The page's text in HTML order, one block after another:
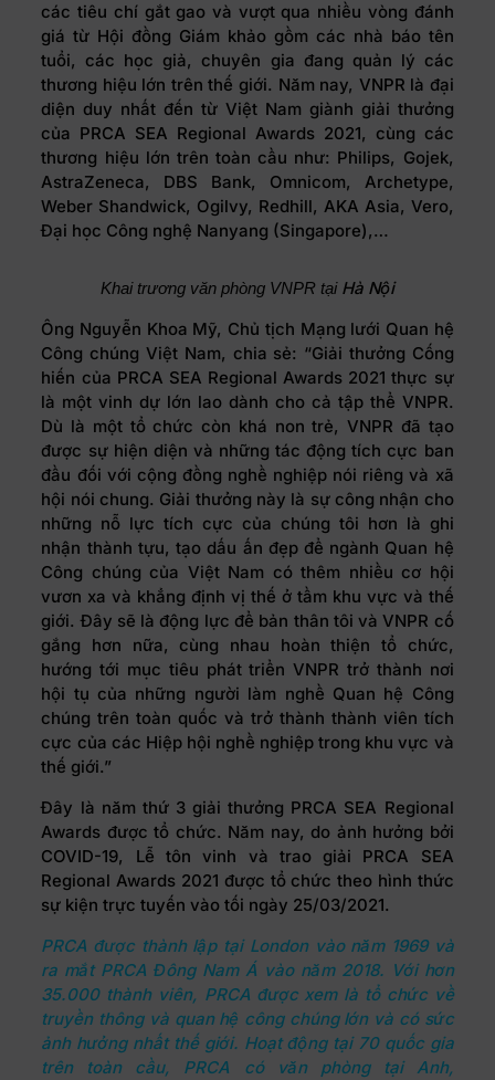
các tiêu chí gắt gao và vượt qua nhiều vòng đánh
giá từ Hội đồng Giám khảo gồm các nhà báo tên
tuổi, các học giả, chuyên gia đang quản lý các
thương hiệu lớn trên thế giới. Năm nay, VNPR là đại
diện duy nhất đến từ Việt Nam giành giải thưởng
của PRCA SEA Regional Awards 2021, cùng các
thương hiệu lớn trên toàn cầu như: Philips, Gojek,
AstraZeneca, DBS Bank, Omnicom, Archetype,
Weber Shandwick, Ogilvy, Redhill, AKA Asia, Vero,
Đại học Công nghệ Nanyang (Singapore),…
Khai trương văn phòng VNPR tại Hà Nội
Ông Nguyễn Khoa Mỹ, Chủ tịch Mạng lưới Quan hệ
Công chúng Việt Nam, chia sẻ: “Giải thưởng Cống
hiến của PRCA SEA Regional Awards 2021 thực sự
là một vinh dự lớn lao dành cho cả tập thể VNPR.
Dù là một tổ chức còn khá non trẻ, VNPR đã tạo
được sự hiện diện và những tác động tích cực ban
đầu đối với cộng đồng nghề nghiệp nói riêng và xã
hội nói chung. Giải thưởng này là sự công nhận cho
những nỗ lực tích cực của chúng tôi hơn là ghi
nhận thành tựu, tạo dấu ấn đẹp để ngành Quan hệ
Công chúng của Việt Nam có thêm nhiều cơ hội
vươn xa và khẳng định vị thế ở tầm khu vực và thế
giới. Đây sẽ là động lực để bản thân tôi và VNPR cố
gắng hơn nữa, cùng nhau hoàn thiện tổ chức,
hướng tới mục tiêu phát triển VNPR trở thành nơi
hội tụ của những người làm nghề Quan hệ Công
chúng trên toàn quốc và trở thành thành viên tích
cực của các Hiệp hội nghề nghiệp trong khu vực và
thế giới.”
Đây là năm thứ 3 giải thưởng PRCA SEA Regional
Awards được tổ chức. Năm nay, do ảnh hưởng bởi
COVID-19, Lễ tôn vinh và trao giải PRCA SEA
Regional Awards 2021 được tổ chức theo hình thức
sự kiện trực tuyến vào tối ngày 25/03/2021.
PRCA được thành lập tại London vào năm 1969 và
ra mắt PRCA Đông Nam Á vào năm 2018. Với hơn
35.000 thành viên, PRCA được xem là tổ chức về
truyền thông và quan hệ công chúng lớn và có sức
ảnh hưởng nhất thế giới. Hoạt động tại 70 quốc gia
trên toàn cầu, PRCA có văn phòng tại Anh,